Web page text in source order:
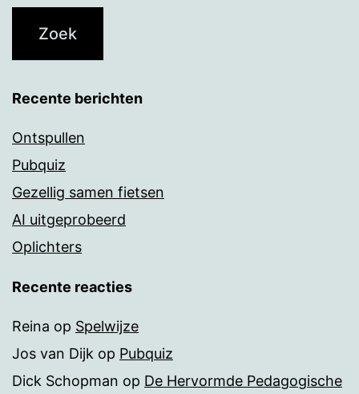
Recente berichten
Ontspullen
Pubquiz
Gezellig samen fietsen
AI uitgeprobeerd
Oplichters
Recente reacties
Reina op Spelwijze
Jos van Dijk op Pubquiz
Dick Schopman op De Hervormde Pedagogische